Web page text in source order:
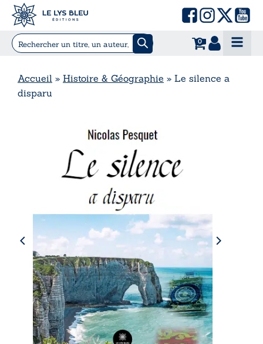
0
Accueil » Histoire & Géographie » Le silence a
disparu